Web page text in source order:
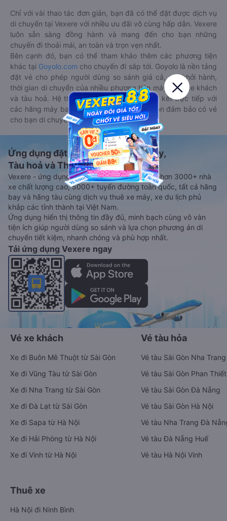
Chỉ với vài thao tác đơn giản, bạn đã có thể đặt được dịch vụ
di chuyển tại Vexere với nhiều ưu đãi vô cùng hấp dẫn. Vexere
luôn sẵn sàng đồng hành và mang đến cho bạn những
chuyến đi thoải mái, an toàn và trọn vẹn nhất.
Bên cạnh đó, bạn có thể tham khảo thêm các phương tiện
khác tại Goyolo.com cho chuyến đi sắp tới. Goyolo là nền tảng
đặt vé cho phép người dùng so sánh giá cả, giờ khởi hành,
thời gian di chuyển của nhiều phương tiện máy bay, xe khách
và tàu hoả. Hệ thống của Goyolo được liên kết trực tiếp với
các hãng máy bay, xe khách và tàu hoả, luôn đảm bảo có vé
cho bạn di chuyển.
Ứng dụng đặt vé Xe khách, Máy bay,
Tàu hoả và Thuê xe
Vexere - ứng dụng đặt vé đa phương tiện với hơn 3000+ nhà
xe chất lượng cao, 5000+ tuyến đường toàn quốc, tất cả hãng
bay và hãng tàu cùng dịch vụ thuê xe máy, xe du lịch phủ
khắp các tỉnh thành tại Việt Nam.
Ứng dụng hiển thị thông tin đầy đủ, minh bạch cùng vô vàn
tiện ích giúp người dùng so sánh và lựa chọn phương án di
chuyển tiết kiệm, nhanh chóng và phù hợp nhất.
Tải ứng dụng Vexere ngay
Vé xe khách
Xe đi Buôn Mê Thuột từ Sài Gòn
Xe đi Vũng Tàu từ Sài Gòn
Xe đi Nha Trang từ Sài Gòn
Xe đi Đà Lạt từ Sài Gòn
Xe đi Sapa từ Hà Nội
Xe đi Hải Phòng từ Hà Nội
Xe đi Vinh từ Hà Nội
Vé tàu hỏa
Vé tàu Sài Gòn Nha Trang
Vé tàu Sài Gòn Phan Thiết
Vé tàu Sài Gòn Đà Nẵng
Vé tàu Sài Gòn Hà Nội
Vé tàu Nha Trang Đà
Vé tàu Đà Nẵng Huế
Vé tàu Hà Nội Vinh
Thuê xe
Hà Nội đi Ninh Bình